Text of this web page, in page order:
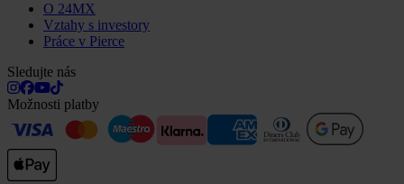
O 24MX
Vztahy s investory
Práce v Pierce
Sledujte nás
Možnosti platby